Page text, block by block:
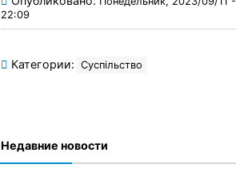
22:09
Категории: Суспільство
Недавние новости